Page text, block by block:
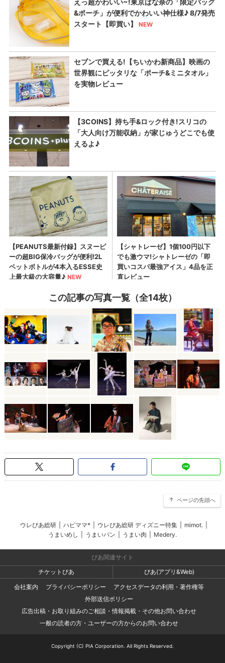
この記事の写真一覧（全14枚）
ページの先頭へ
ウレぴあ総研 ハピママ* ウレぴあ総研 ディズニー特集 mimot.
うまいめし
うまいパン うまい肉 Medery.
ぴあ関連サイト
チケットぴあ
ぴあ(アプリ&Web)
会社案内
プライバシーポリシー
アクセスデータの利用・著作権等
外部送信ポリシー
広告出稿・お取り組みのご相談・情報掲載・その他お問い合わせ
一般の読者の方・ユーザーの方からのお問い合わせ
Copyright (C) PIA Corporation. All Rights Reserved.